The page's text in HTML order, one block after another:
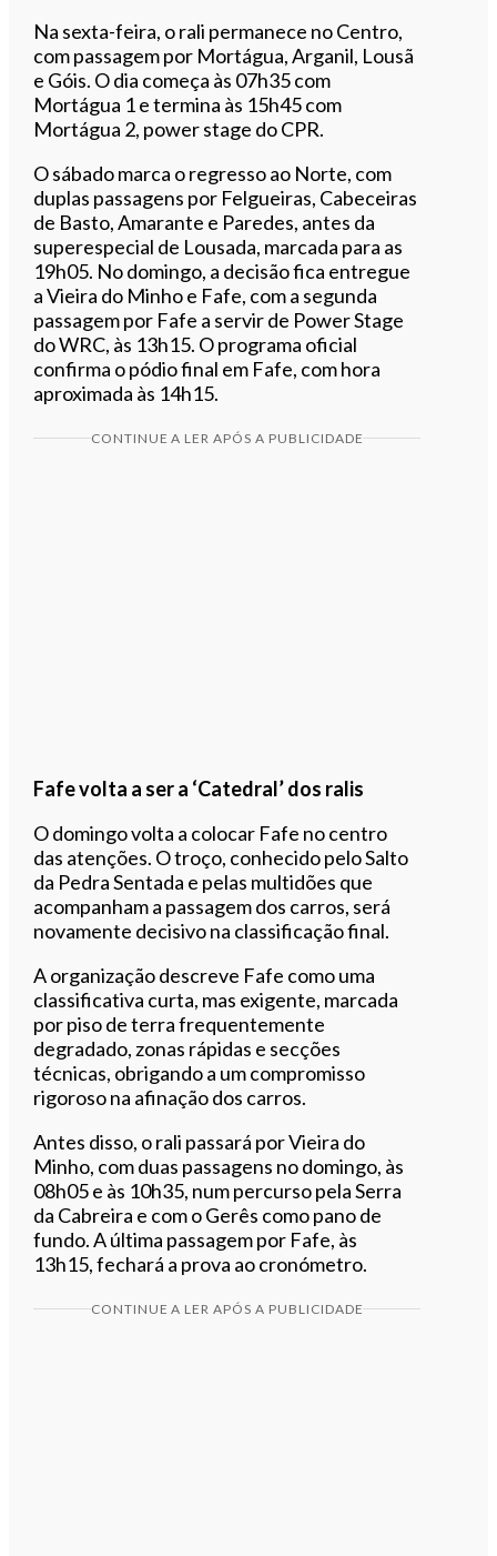
Na sexta-feira, o rali permanece no Centro,
com passagem por Mortágua, Arganil, Lousã
e Góis. O dia começa às 07h35 com
Mortágua 1 e termina às 15h45 com
Mortágua 2, power stage do CPR.
O sábado marca o regresso ao Norte, com
duplas passagens por Felgueiras, Cabeceiras
de Basto, Amarante e Paredes, antes da
superespecial de Lousada, marcada para as
19h05. No domingo, a decisão fica entregue
a Vieira do Minho e Fafe, com a segunda
passagem por Fafe a servir de Power Stage
do WRC, às 13h15. O programa oficial
confirma o pódio final em Fafe, com hora
aproximada às 14h15.
CONTINUE A LER APÓS A PUBLICIDADE
Fafe volta a ser a ‘Catedral’ dos ralis
O domingo volta a colocar Fafe no centro
das atenções. O troço, conhecido pelo Salto
da Pedra Sentada e pelas multidões que
acompanham a passagem dos carros, será
novamente decisivo na classificação final.
A organização descreve Fafe como uma
classificativa curta, mas exigente, marcada
por piso de terra frequentemente
degradado, zonas rápidas e secções
técnicas, obrigando a um compromisso
rigoroso na afinação dos carros.
Antes disso, o rali passará por Vieira do
Minho, com duas passagens no domingo, às
08h05 e às 10h35, num percurso pela Serra
da Cabreira e com o Gerês como pano de
fundo. A última passagem por Fafe, às
13h15, fechará a prova ao cronómetro.
CONTINUE A LER APÓS A PUBLICIDADE